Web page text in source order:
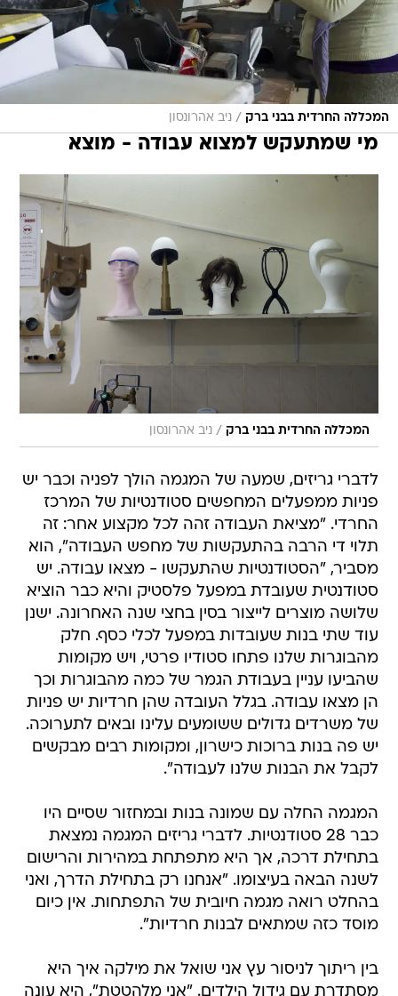
המכללה החרדית בבני ברק / ניב אהרונסון
מי שמתעקש למצוא עבודה - מוצא
המכללה החרדית בבני ברק / ניב אהרונסון
לדברי גריזים, שמעה של המגמה הולך לפניה וכבר יש
פניות ממפעלים המחפשים סטודנטיות של המרכז
החרדי. "מציאת העבודה זהה לכל מקצוע אחר: זה
תלוי די הרבה בהתעקשות של מחפש העבודה", הוא
מסביר, "הסטודנטיות שהתעקשו - מצאו עבודה. יש
סטודנטית שעובדת במפעל פלסטיק והיא כבר הוציא
שלושה מוצרים לייצור בסין בחצי שנה האחרונה. ישנן
עוד שתי בנות שעובדות במפעל לכלי כסף. חלק
מהבוגרות שלנו פתחו סטודיו פרטי, ויש מקומות
שהביעו עניין בעבודת הגמר של כמה מהבוגרות וכך
הן מצאו עבודה. בגלל העובדה שהן חרדיות יש פניות
של משרדים גדולים ששומעים עלינו ובאים לתערוכה.
יש פה בנות ברוכות כישרון, ומקומות רבים מבקשים
לקבל את הבנות שלנו לעבודה".
המגמה החלה עם שמונה בנות ובמחזור שסיים היו
כבר 28 סטודנטיות. לדברי גריזים המגמה נמצאת
בתחילת דרכה, אך היא מתפתחת במהירות והרישום
לשנה הבאה בעיצומו. "אנחנו רק בתחילת הדרך, ואני
בהחלט רואה מגמה חיובית של התפתחות. אין כיום
מוסד כזה שמתאים לבנות חרדיות".
בין ריתוך לניסור עץ אני שואל את מילקה איך היא
מסתדרת עם גידול הילדים. "אני מלהטטת", היא עונה